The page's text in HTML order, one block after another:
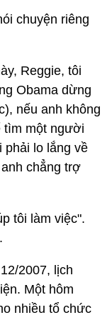
chuyện riêng
Reggie, tôi
Obama dừng
nếu anh không
tìm một người
phải lo lắng về
chẳng trợ
tôi làm việc".
2007, lịch
Một hôm
nhiều tổ chức